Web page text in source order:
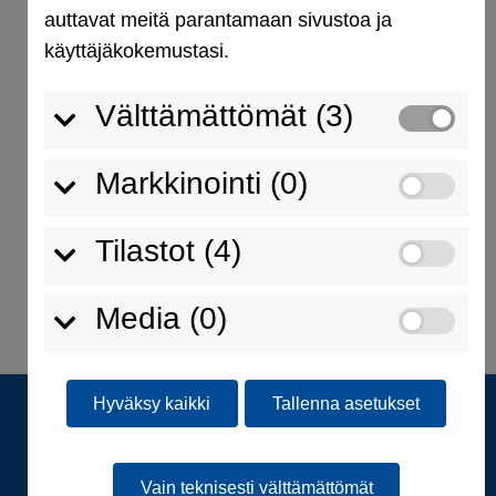
auttavat meitä parantamaan sivustoa ja
käyttäjäkokemustasi.
Välttämättömät (3)
Markkinointi (0)
Tilastot (4)
Media (0)
Hyväksy kaikki Tallenna asetukset
Vain teknisesti välttämättömät
Neueste Beiträge
Neueste Kommentare